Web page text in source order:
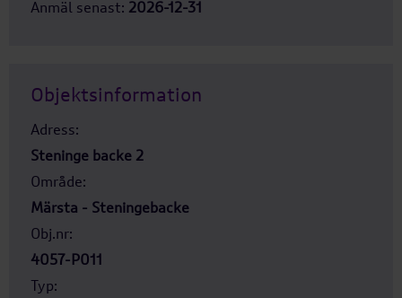
Anmäl senast: 2026-12-31
Objektsinformation
Adress:
Steninge backe 2
Område:
Märsta - Steningebacke
Obj.nr:
4057-P011
Typ: